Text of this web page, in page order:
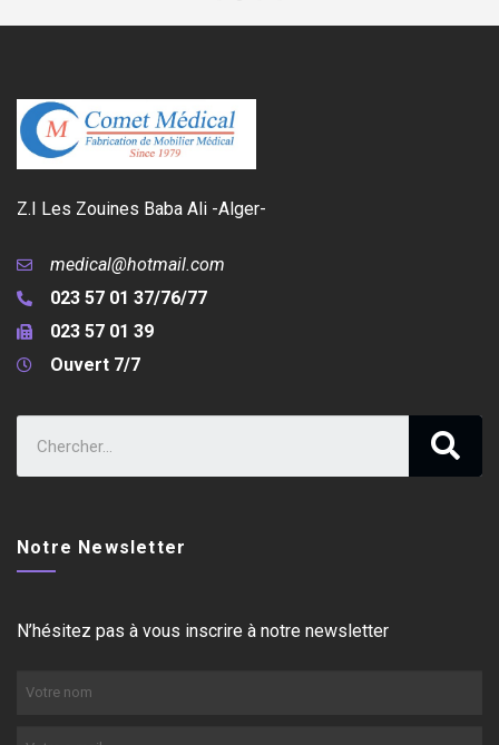
Z.I Les Zouines Baba Ali -Alger-
medical@hotmail.com
023 57 01 37/76/77
023 57 01 39
Ouvert 7/7
Notre Newsletter
N’hésitez pas à vous inscrire à notre newsletter